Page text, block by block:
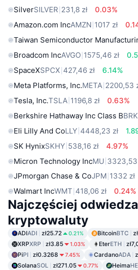
SilverSILVER 231,8 zł
0.03%
Amazon.com IncAMZN 1017 zł
Taiwan Semiconductor
Broadcom IncAVGO 1575,46 zł
SpaceXSPCX 427,46 zł
6.14%
Meta Platforms, Inc.META 2200,53
Tesla, Inc.TSLA 1196,8 zł
0.63%
Berkshire Hathaway Inc Class B
Eli Lilly And CoLLY 4448,23 zł
SK HynixSKHY 538,16 zł
4.97%
Micron Technology IncMU 3323,53
JPmorgan Chase & CoJPM 1332 zł
Walmart IncWMT 418,06 zł 0.24%
Najczęściej
kryptowaluty
ADIADI zł25.72 0.21% BitcoinBTC
XRPXRP zł3.85 1.03% EterETH
PiPI zł0.3268 7.45% CardanoADA
SolanaSOL zł271.05 0.77% Heima